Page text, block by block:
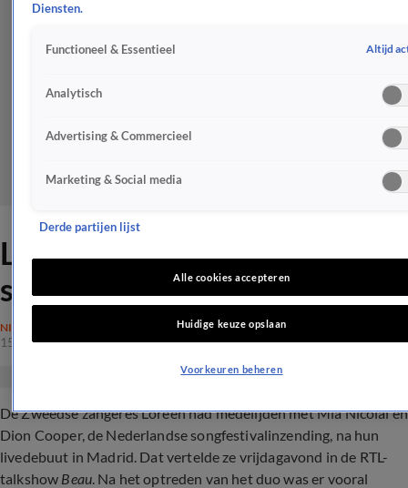
Loreen had medelijden met
songfestivalduo Mia en Dion
NIEUWS
15 apr 2023, 12:48
De Zweedse zangeres Loreen had medelijden met Mia Nicolai en
Dion Cooper, de Nederlandse songfestivalinzending, na hun
livedebuut in Madrid. Dat vertelde ze vrijdagavond in de RTL-
talkshow Beau. Na het optreden van het duo was er vooral
Diensten.
Functioneel & Essentieel Altijd
Analytisch
Advertising & Commercieel
Marketing & Social media
Derde partijen lijst
Alle cookies accepteren
Huidige keuze opslaan
Voorkeuren beheren